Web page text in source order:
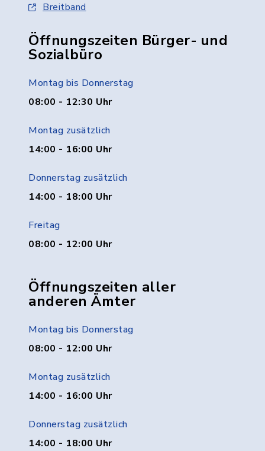
Breitband
Öffnungszeiten Bürger- und
Sozialbüro
Montag bis Donnerstag
08:00 - 12:30 Uhr
Montag zusätzlich
14:00 - 16:00 Uhr
Donnerstag zusätzlich
14:00 - 18:00 Uhr
Freitag
08:00 - 12:00 Uhr
Öffnungszeiten aller
anderen Ämter
Montag bis Donnerstag
08:00 - 12:00 Uhr
Montag zusätzlich
14:00 - 16:00 Uhr
Donnerstag zusätzlich
14:00 - 18:00 Uhr